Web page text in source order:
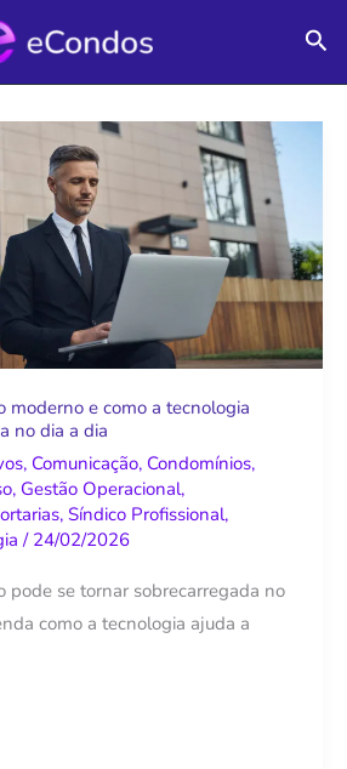
moderno e como a tecnologia
no dia a dia
, Comunicação, Condomínios,
, Gestão Operacional,
, Síndico Profissional,
/ 24/02/2026
pode se tornar sobrecarregada no
como a tecnologia ajuda a